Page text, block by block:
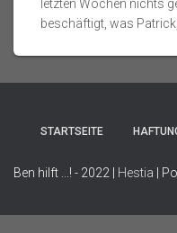
letzten Wochen nichts
beschäftigt, was Patrick,
STARTSEITE
Ben hilft ...! - 2022 | Hestia |